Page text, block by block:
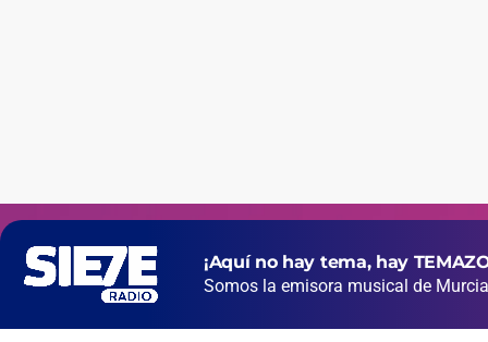
¡Aquí no hay tema, hay
Somos la emisora musical de